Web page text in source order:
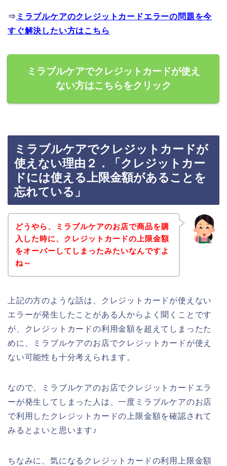
⇒ ミラブルケアのクレジットカードエラーの問題を今
すぐ解決したい方はこちら
ミラブルケアでクレジットカードが使え
ない方はこちらをクリック
ミラブルケアでクレジットカードが
使えない理由２．「クレジットカー
ドには使える上限金額があることを
忘れている」
どうやら、ミラブルケアのお店で商品を購
入した時に、クレジットカードの上限金額
をオーバーしてしまったみたいなんですよ
ね～
上記の方のような話は、クレジットカードが使えない
エラーが発生したことがある人からよく聞くことです
が、クレジットカードの利用金額を超えてしまったた
めに、ミラブルケアのお店でクレジットカードが使え
ない可能性も十分考えられます。
なので、ミラブルケアのお店でクレジットカードエラ
ーが発生してしまった人は、一度ミラブルケアのお店
で利用したクレジットカードの上限金額を確認されて
みるとよいと思います♪
ちなみに、気になるクレジットカードの利用上限金額